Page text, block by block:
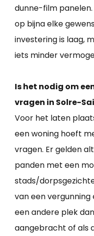
dunne-film
op bijna elke
investering is laag,
iets minder
Is het nodig om
vragen in Solre-
Voor het laten
een woning hoeft
vragen. Er gelden
panden met een
stads/
van een
een andere plek
aangebracht of als